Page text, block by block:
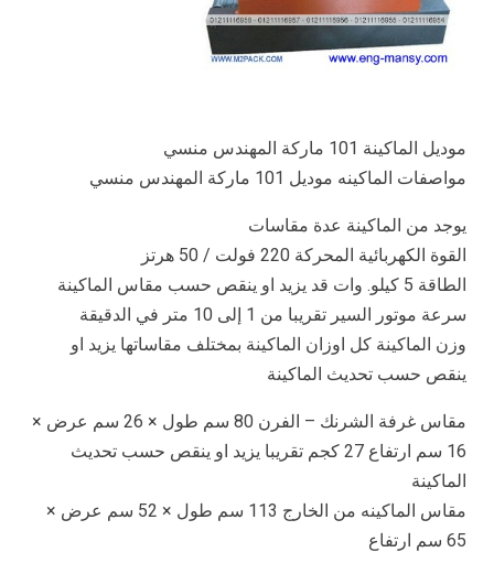
موديل الماكينة 101 ماركة المهندس منسي
مواصفات الماكينه موديل 101 ماركة المهندس منسي
يوجد من الماكينة عدة مقاسات
القوة الكهربائية المحركة 220 فولت / 50 هرتز
الطاقة 5 كيلو. وات قد يزيد او ينقص حسب مقاس الماكينة
سرعة موتور السير تقريبا من 1 إلى 10 متر في الدقيقة
وزن الماكينة كل اوزان الماكينة بمختلف مقاساتها يزيد او
ينقص حسب تحديث الماكينة
مقاس غرفة الشرنك – الفرن 80 سم طول × 26 سم عرض ×
16 سم ارتفاع 27 كجم تقريبا يزيد او ينقص حسب تحديث
الماكينة
مقاس الماكينه من الخارج 113 سم طول × 52 سم عرض ×
65 سم ارتفاع